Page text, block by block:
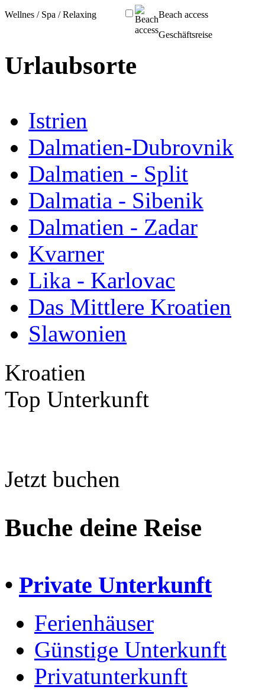
Wellnes / Spa / Relaxing
Beach access
Geschäftsreise
Urlaubsorte
Istrien
Dalmatien-Dubrovnik
Dalmatien - Split
Dalmatia - Sibenik
Dalmatien - Zadar
Kvarner
Lika - Karlovac
Das Mittlere Kroatien
Slawonien
Kroatien
Top Unterkunft
Jetzt buchen
Buche deine Reise
• Private Unterkunft
Ferienhäuser
Günstige Unterkunft
Privatunterkunft